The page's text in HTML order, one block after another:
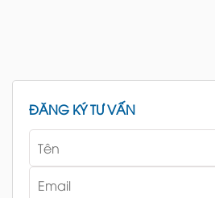
ĐĂNG KÝ TƯ VẤN